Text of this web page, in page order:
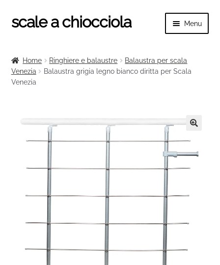
Vai
alla
Vai
al
scale a chiocciola Menu
Tutte le scale
menu
Ringhiere e balaustre
child
Home Ringhiere e balaustre
Balaustra per scala
Venezia
Balaustra grigia legno bianco diritta per Scala
Venezia